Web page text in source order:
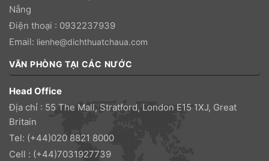
Nẵng
Điện thoại : 0932237939
Email: lienhe@dichthuatchaua.com
VĂN PHÒNG TẠI CÁC NƯỚC
Head Office
Địa chỉ : 55 The Mall, Stratford, London E15 1XJ, Great
Britain
Tel: (+44)020 8821 8000
Cell : (+44)7031927739